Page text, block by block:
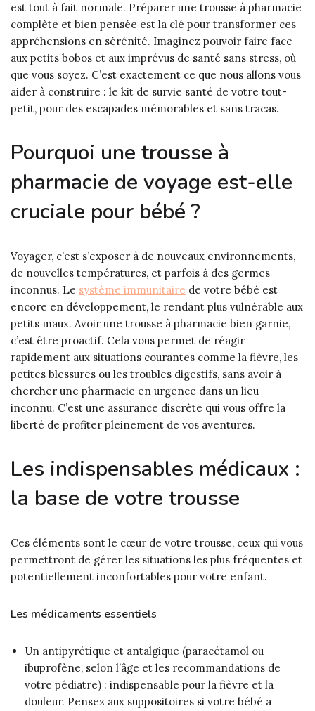
est tout à fait normale. Préparer une trousse à pharmacie
complète et bien pensée est la clé pour transformer ces
appréhensions en sérénité. Imaginez pouvoir faire face
aux petits bobos et aux imprévus de santé sans stress, où
que vous soyez. C’est exactement ce que nous allons vous
aider à construire : le kit de survie santé de votre tout-
petit, pour des escapades mémorables et sans tracas.
Pourquoi une trousse à
pharmacie de voyage est-elle
cruciale pour bébé ?
Voyager, c’est s’exposer à de nouveaux environnements,
de nouvelles températures, et parfois à des germes
inconnus. Le système immunitaire de votre bébé est
encore en développement, le rendant plus vulnérable aux
petits maux. Avoir une trousse à pharmacie bien garnie,
c’est être proactif. Cela vous permet de réagir
rapidement aux situations courantes comme la fièvre, les
petites blessures ou les troubles digestifs, sans avoir à
chercher une pharmacie en urgence dans un lieu
inconnu. C’est une assurance discrète qui vous offre la
liberté de profiter pleinement de vos aventures.
Les indispensables médicaux :
la base de votre trousse
Ces éléments sont le cœur de votre trousse, ceux qui vous
permettront de gérer les situations les plus fréquentes et
potentiellement inconfortables pour votre enfant.
Les médicaments essentiels
Un antipyrétique et antalgique (paracétamol ou
ibuprofène, selon l’âge et les recommandations de
votre pédiatre) : indispensable pour la fièvre et la
douleur. Pensez aux suppositoires si votre bébé a